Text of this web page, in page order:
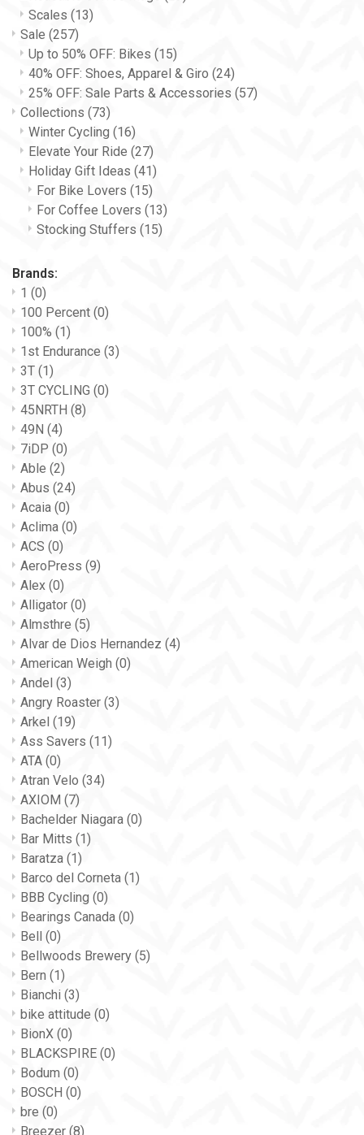
Scales (13)
Sale (257)
Up to 50% OFF: Bikes (15)
40% OFF: Shoes, Apparel & Giro (24)
25% OFF: Sale Parts & Accessories (57)
Collections (73)
Winter Cycling (16)
Elevate Your Ride (27)
Holiday Gift Ideas (41)
For Bike Lovers (15)
For Coffee Lovers (13)
Stocking Stuffers (15)
Brands:
1 (0)
100 Percent (0)
100% (1)
1st Endurance (3)
3T (1)
3T CYCLING (0)
45NRTH (8)
49N (4)
7iDP (0)
Able (2)
Abus (24)
Acaia (0)
Aclima (0)
ACS (0)
AeroPress (9)
Alex (0)
Alligator (0)
Almsthre (5)
Alvar de Dios Hernandez (4)
American Weigh (0)
Andel (3)
Angry Roaster (3)
Arkel (19)
Ass Savers (11)
ATA (0)
Atran Velo (34)
AXIOM (7)
Bachelder Niagara (0)
Bar Mitts (1)
Baratza (1)
Barco del Corneta (1)
BBB Cycling (0)
Bearings Canada (0)
Bell (0)
Bellwoods Brewery (5)
Bern (1)
Bianchi (3)
bike attitude (0)
BionX (0)
BLACKSPIRE (0)
Bodum (0)
BOSCH (0)
bre (0)
Breezer (8)